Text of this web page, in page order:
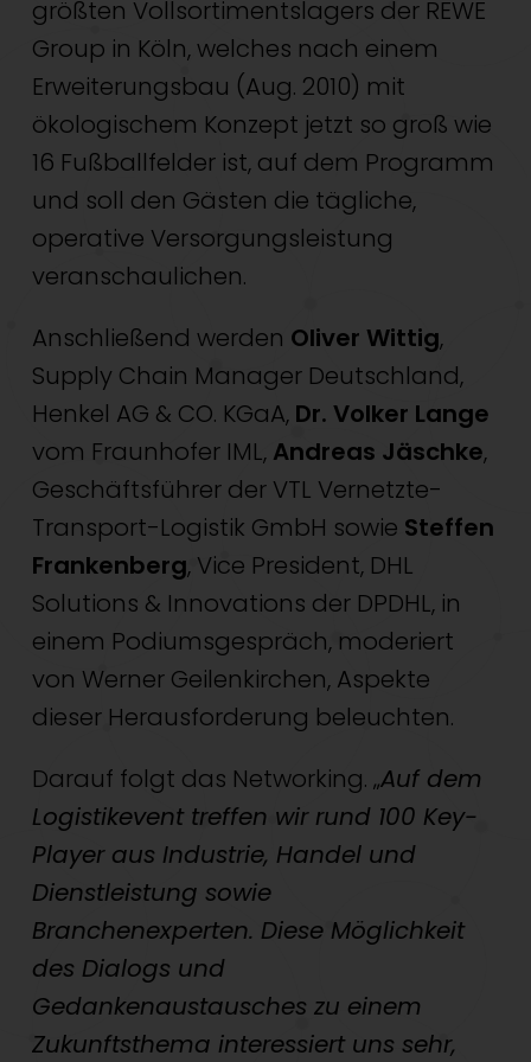
größten Vollsortimentslagers der REWE
Group in Köln, welches nach einem
Erweiterungsbau (Aug. 2010) mit
ökologischem Konzept jetzt so groß wie
16 Fußballfelder ist, auf dem Programm
und soll den Gästen die tägliche,
operative Versorgungsleistung
veranschaulichen.
Anschließend werden Oliver Wittig,
Supply Chain Manager Deutschland,
Henkel AG & CO. KGaA, Dr. Volker Lange
vom Fraunhofer IML, Andreas Jäschke,
Geschäftsführer der VTL Vernetzte-
Transport-Logistik GmbH sowie Steffen
Frankenberg, Vice President, DHL
Solutions & Innovations der DPDHL, in
einem Podiumsgespräch, moderiert
von Werner Geilenkirchen, Aspekte
dieser Herausforderung beleuchten.
Darauf folgt das Networking. „Auf dem
Logistikevent treffen wir rund 100 Key-
Player aus Industrie, Handel und
Dienstleistung sowie
Branchenexperten. Diese Möglichkeit
des Dialogs und
Gedankenaustausches zu einem
Zukunftsthema interessiert uns sehr,